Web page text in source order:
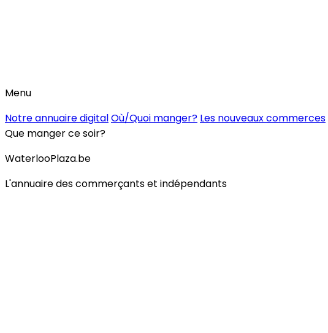
Menu
Notre annuaire digitalOù/Quoi manger? Les nouveaux commerces
Que manger ce soir?
WaterlooPlaza.be
L'annuaire des commerçants et indépendants